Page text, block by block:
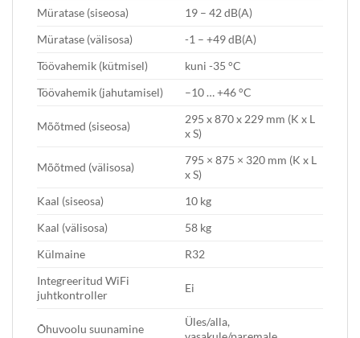
Müratase (siseosa)
19 – 42 dB(A)
Müratase (välisosa)
-1 – +49 dB(A)
Töövahemik (kütmisel)
kuni -35 °C
Töövahemik (jahutamisel)
–10 … +46 °C
Mõõtmed (siseosa)
295 x 870 x 229 mm (K x L
x S)
Mõõtmed (välisosa)
795 × 875 × 320 mm (K x L
x S)
Kaal (siseosa)
10 kg
Kaal (välisosa)
58 kg
Külmaine
R32
Integreeritud WiFi
juhtkontroller
Ei
Õhuvoolu suunamine
Üles/alla,